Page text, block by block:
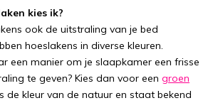
kies ik?
ook de uitstraling van je bed
hoeslakens in diverse kleuren.
een manier om je slaapkamer een frisse
te geven? Kies dan voor een groen
de kleur van de natuur en staat bekend